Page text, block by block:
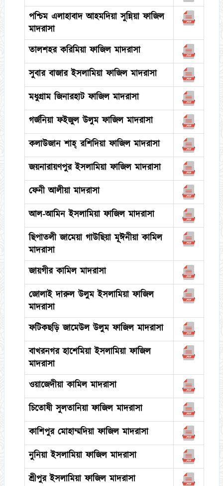
পশ্চিম এলাহাবাদ আহমদিয়া সুন্নিয়া ফাজিল
মাদরাসা
তালশহর করিমিয়া ফাজিল মাদরাসা
সুবার বাজার ইসলামিয়া ফাজিল মাদরাসা
মধুগ্রাম জিনারহাট ফাজিল মাদরাসা
গর্জনিয়া ফইজুল উলুম ফাজিল মাদরাসা
কলাউজান শাহ্ রশিদিয়া ফাজিল মাদরাসা
জয়নারায়ণপুর ইসলামিয়া ফাজিল মাদরাসা
ফেনী আলীয়া মাদরাসা
আল-আমিন ইসলামিয়া ফাজিল মাদরাসা
ছিপাতলী জামেয়া গাউছিয়া মূঈনীয়া কামিল
মাদরাসা
জায়গীর কামিল মাদরাসা
জোলাই দারুল উলুম ইসলামিয়া ফাজিল
মাদরাসা
ফটিকছড়ি জামেউল উলুম ফাজিল মাদরাসা
বাখরনগর হাশেমিয়া ইসলামিয়া ফাজিল
মাদরাসা
ওয়াজেদীয়া কামিল মাদরাসা
চিতোষী সুলতানিয়া ফাজিল মাদরাসা
কাশিপুর মোহাম্মদিয়া ফাজিল মাদরাসা
নুনিয়া ইসলামিয়া ফাজিল মাদরাসা
শ্রীপুর ইসলামিয়া ফাজিল মাদরাসা